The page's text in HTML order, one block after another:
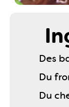
Des
Du
Du